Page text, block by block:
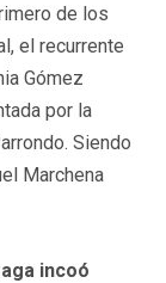
de los
el recurrente
Gómez
por la
Siendo
Marchena
incoó